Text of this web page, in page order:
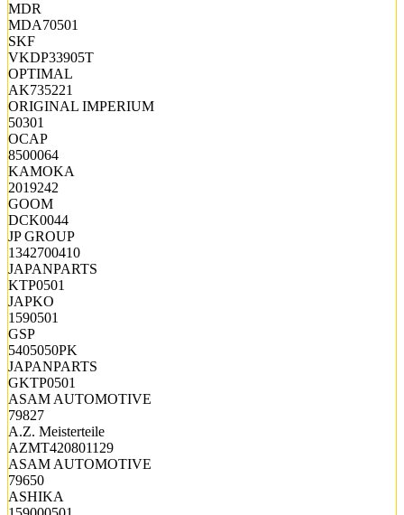
MDR
MDA70501
SKF
VKDP33905T
OPTIMAL
AK735221
ORIGINAL IMPERIUM
50301
OCAP
8500064
KAMOKA
2019242
GOOM
DCK0044
JP GROUP
1342700410
JAPANPARTS
KTP0501
JAPKO
1590501
GSP
5405050PK
JAPANPARTS
GKTP0501
ASAM AUTOMOTIVE
79827
A.Z. Meisterteile
AZMT420801129
ASAM AUTOMOTIVE
79650
ASHIKA